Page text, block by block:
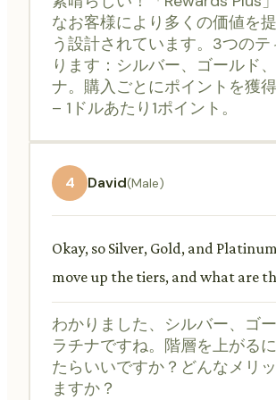
なお客様により多くの価値を
う設計されています。3つのテ
ります：シルバー、ゴールド
ナ。購入ごとにポイントを獲
– 1ドルあたり1ポイント。
4 David(Male)
Okay, so Silver, Gold, and
move up the tiers, and what are
わかりました、シルバー、ゴ
ラチナですね。階層を上がる
たらいいですか？どんなメリ
ますか？